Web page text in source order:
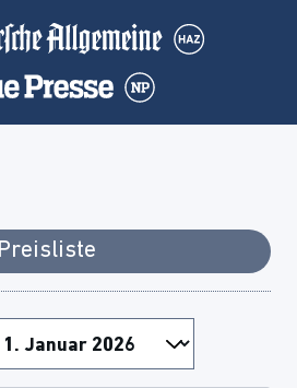
Preisliste